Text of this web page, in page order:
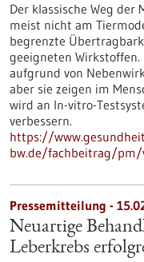
Der klassische Weg
meist nicht am
begrenzte
geeigneten
aufgrund von
aber sie zeigen im
wird an In-vitro-
verbessern.
https://
bw.de/fachbeitrag/
Pressemitteilung -
Neuartige
Leberkrebs